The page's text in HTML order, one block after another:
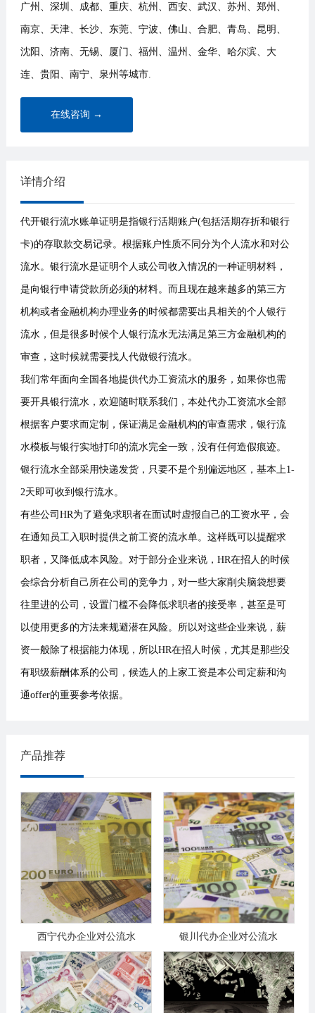
广州、深圳、成都、重庆、杭州、西安、武汉、苏州、郑州、
南京、天津、长沙、东莞、宁波、佛山、合肥、青岛、昆明、
沈阳、济南、无锡、厦门、福州、温州、金华、哈尔滨、大
连、贵阳、南宁、泉州等城市.
在线咨询 →
详情介绍
代开银行流水账单证明是指银行活期账户(包括活期存折和银行
卡)的存取款交易记录。根据账户性质不同分为个人流水和对公
流水。银行流水是证明个人或公司收入情况的一种证明材料，
是向银行申请贷款所必须的材料。而且现在越来越多的第三方
机构或者金融机构办理业务的时候都需要出具相关的个人银行
流水，但是很多时候个人银行流水无法满足第三方金融机构的
审查，这时候就需要找人代做银行流水。
我们常年面向全国各地提供代办工资流水的服务，如果你也需
要开具银行流水，欢迎随时联系我们，本处代办工资流水全部
根据客户要求而定制，保证满足金融机构的审查需求，银行流
水模板与银行实地打印的流水完全一致，没有任何造假痕迹。
银行流水全部采用快递发货，只要不是个别偏远地区，基本上1-
2天即可收到银行流水。
有些公司HR为了避免求职者在面试时虚报自己的工资水平，会
在通知员工入职时提供之前工资的流水单。这样既可以提醒求
职者，又降低成本风险。对于部分企业来说，HR在招人的时候
会综合分析自己所在公司的竞争力，对一些大家削尖脑袋想要
往里进的公司，设置门槛不会降低求职者的接受率，甚至是可
以使用更多的方法来规避潜在风险。所以对这些企业来说，薪
资一般除了根据能力体现，所以HR在招人时候，尤其是那些没
有职级薪酬体系的公司，候选人的上家工资是本公司定薪和沟
通offer的重要参考依据。
产品推荐
西宁代办企业对公流水 银川代办企业对公流水